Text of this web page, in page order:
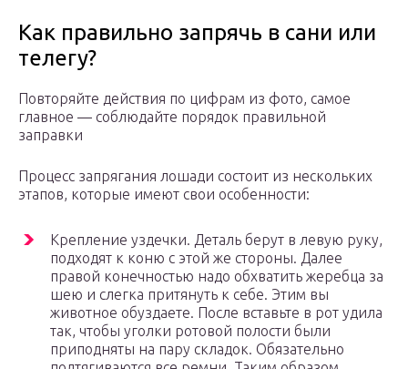
Как правильно запрячь в сани или
телегу?
Повторяйте действия по цифрам из фото, самое
главное — соблюдайте порядок правильной
заправки
Процесс запрягания лошади состоит из нескольких
этапов, которые имеют свои особенности:
Крепление уздечки. Деталь берут в левую руку,
подходят к коню с этой же стороны. Далее
правой конечностью надо обхватить жеребца за
шею и слегка притянуть к себе. Этим вы
животное обуздаете. После вставьте в рот удила
так, чтобы уголки ротовой полости были
приподняты на пару складок. Обязательно